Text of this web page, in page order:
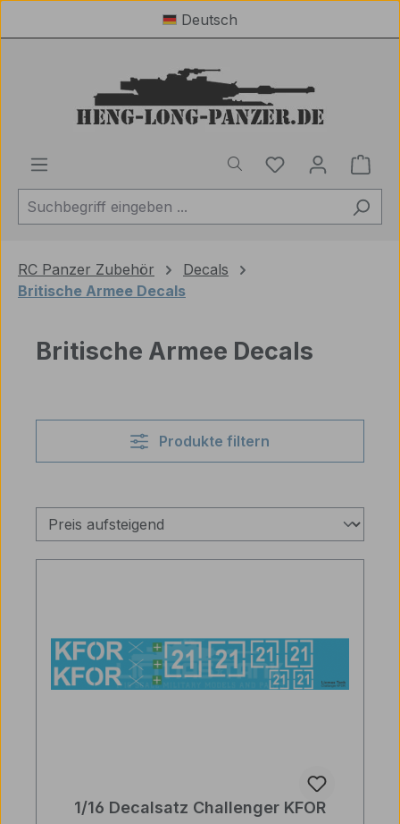
Zum Hauptinhalt springenDeutsch
Du hast 0
RC Panzer Zubehör
Decals
Britische Armee Decals
Britische Armee Decals
Produkte filtern
1/16 Decalsatz Challenger KFOR